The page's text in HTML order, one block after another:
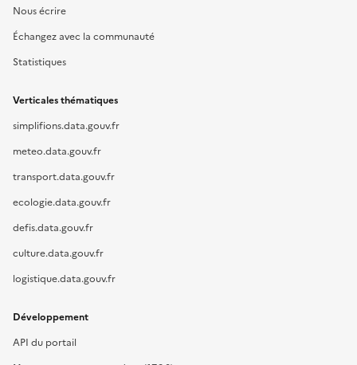
Nous écrire
Échangez avec la communauté
Statistiques
Verticales thématiques
simplifions.data.gouv.fr
meteo.data.gouv.fr
transport.data.gouv.fr
ecologie.data.gouv.fr
defis.data.gouv.fr
culture.data.gouv.fr
logistique.data.gouv.fr
Développement
API du portail